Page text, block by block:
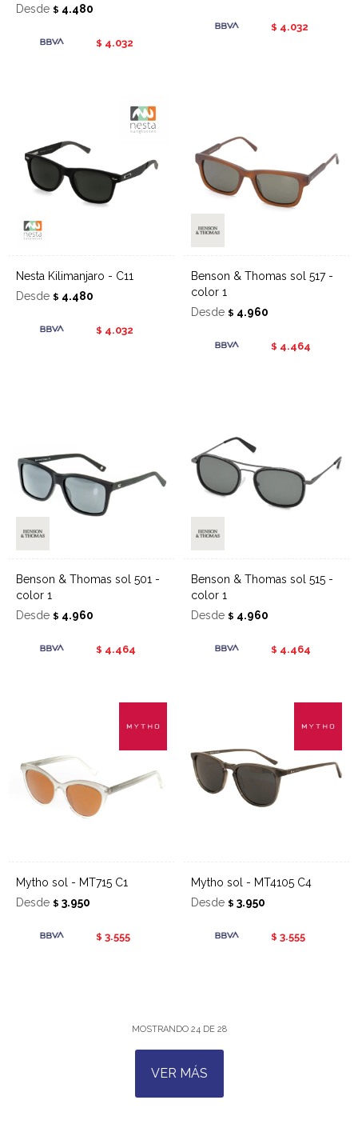
Desde $ 4.480
$ 4.032
$ 4.032
Nesta Kilimanjaro - C11
Desde $ 4.480
$ 4.032
Benson & Thomas sol 517 -
color 1
Desde $ 4.960
$ 4.464
Benson & Thomas sol 501 -
color 1
Desde $ 4.960
$ 4.464
Benson & Thomas sol 515 -
color 1
Desde $ 4.960
$ 4.464
Mytho sol - MT715 C1
Desde $ 3.950
$ 3.555
Mytho sol - MT4105 C4
Desde $ 3.950
$ 3.555
MOSTRANDO 24DE 28
VER MÁS